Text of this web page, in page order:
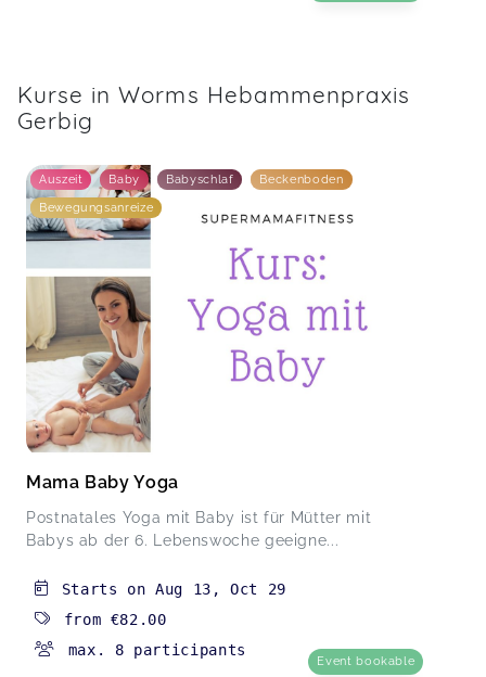
Kurse in Worms Hebammenpraxis
Gerbig
Auszeit Baby Babyschlaf Beckenboden
Bewegungsanreize
Mama Baby Yoga
Postnatales Yoga mit Baby ist für Mütter mit
Babys ab der 6. Lebenswoche geeigne...
Starts onAug 13 ,Oct 29
from €82.00
max. 8 participants
Event bookable